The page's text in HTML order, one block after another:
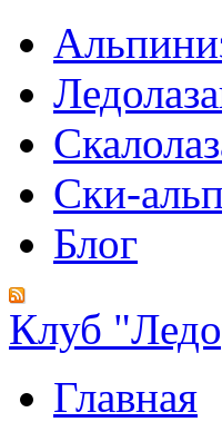
Ски-
Блог
Клуб
Главная